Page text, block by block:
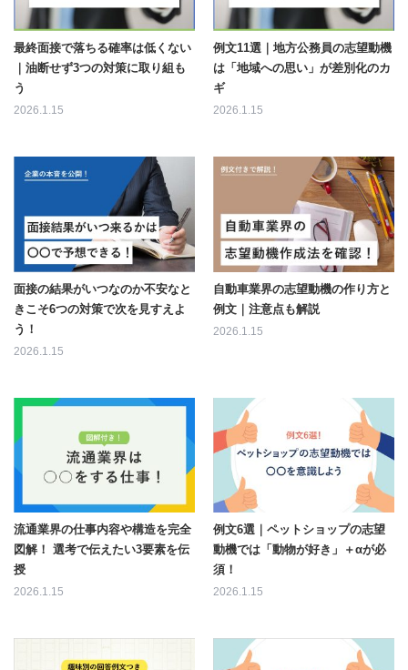
最終面接で落ちる確率は低くない
｜油断せず3つの対策に取り組も
う
2026.1.15
例文11選｜地方公務員の志望動機
は「地域への思い」が差別化のカ
ギ
2026.1.15
面接の結果がいつなのか不安なと
きこそ6つの対策で次を見すえよ
う！
2026.1.15
自動車業界の志望動機の作り方と
例文｜注意点も解説
2026.1.15
流通業界の仕事内容や構造を完全
図解！ 選考で伝えたい3要素を伝
授
2026.1.15
例文6選｜ペットショップの志望
動機では「動物が好き」＋αが必
須！
2026.1.15